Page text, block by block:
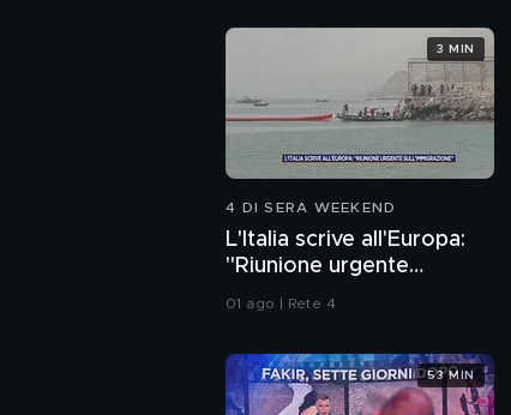
4 DI SERA WEEKEND
L'Italia scrive all'Europa:
"Riunione urgente
sull'immigrazione"
01 ago | Rete 4
3 MIN
53 MIN